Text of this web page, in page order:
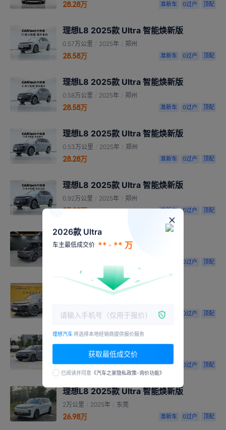
28.28万 准新车 0过户 顶配
理想L8 2025款 Ultra 智能焕新版
0.57万公里 2025年 郑州
28.58万 准新车 0过户 顶配
理想L8 2025款 Ultra 智能焕新版
0.58万公里 2025年 郑州
28.58万 准新车 0过户 顶配
理想L8 2025款 Ultra 智能焕新版
0.53万公里 2025年 郑州
28.28万 准新车 0过户 顶配
理想L8 2025款 Ultra 智能焕新版
0.92万公里 2025年 郑州
27.98万 准新车 0过户 顶配
理想L8 2025款 Ultra 智能焕新版
0.94万公里 郑州
0过户 顶配
理想L8 2025款 Ultra 智能焕新版
28.80万 准新车 0过户 顶配
理想L8 2025款 Ultra 智能焕新版
0.7万公里 / 2025年 / 杭州
27.98万 准新车 0过户 顶配
理想L8 2025款 Ultra 智能焕新版
2万公里 2025年 东莞
26.98万 准新车 0过户 顶配
2026款 Ultra
车主最低成交价 ** · ** 万
理想汽车将选择本地经销商提供报价服务
获取最低成交价
已阅读并同意 《汽车之家隐私政策-询价功能》